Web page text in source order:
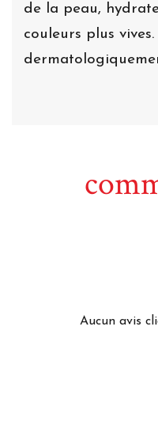
de la peau,
couleurs plus vives.
Aucun avis